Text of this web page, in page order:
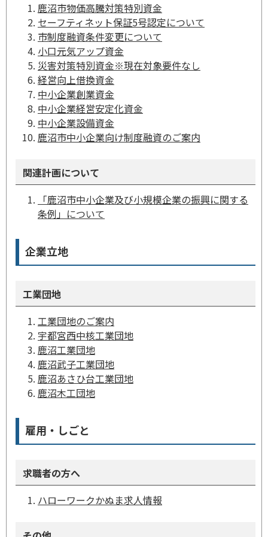
鹿沼市物価高騰対策特別資金
セーフティネット保証5号認定について
市制度融資条件変更について
小口元気アップ資金
災害対策特別資金※現在対象要件なし
経営向上借換資金
中小企業創業資金
中小企業経営安定化資金
中小企業設備資金
鹿沼市中小企業向け制度融資のご案内
関連計画について
「鹿沼市中小企業及び小規模企業の振興に関する
条例」について
企業立地
工業団地
工業団地のご案内
宇都宮西中核工業団地
鹿沼工業団地
鹿沼武子工業団地
鹿沼あさひ台工業団地
鹿沼木工団地
雇用・しごと
求職者の方へ
ハローワークかぬま求人情報